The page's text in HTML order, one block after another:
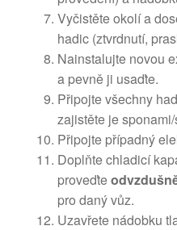
Vyčistěte okolí a
hadic (ztvrdnutí,
Nainstalujte novou
a pevně ji usaďte.
Připojte všechny
zajistěte je
Připojte případný
Doplňte chladicí
proveďte
pro daný vůz.
Uzavřete nádobku